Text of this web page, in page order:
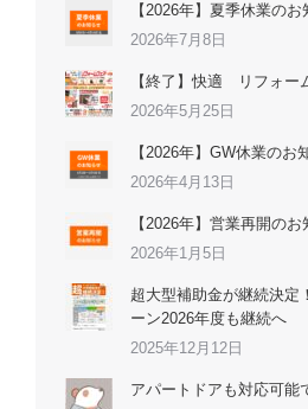
【2026年】夏季休業のお
2026年7月8日
【終了】快適 リフォー
2026年5月25日
【2026年】GW休業のお
2026年4月13日
【2026年】営業再開のお
2026年1月5日
超大型補助金が継続決定
ーン2026年度も継続へ
2025年12月12日
アパートドアも対応可能